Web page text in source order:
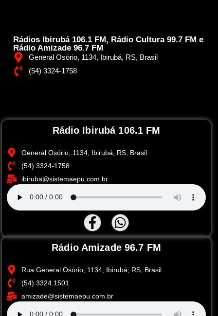
Rádios Ibirubá 106.1 FM, Rádio Cultura 99.7 FM e
Rádio Amizade 96.7 FM
General Osório, 1134, Ibirubá, RS, Brasil
(54) 3324-1758
Rádio Ibirubá 106.1 FM
General Osório, 1134, Ibirubá, RS, Brasil
(54) 3324-1758
ibiruba@sistemaepu.com.br
Rádio Amizade 96.7 FM
Rua General Osório, 1134, Ibirubá, RS, Brasil
(54) 3324.1501
amizade@sistemaepu.com.br